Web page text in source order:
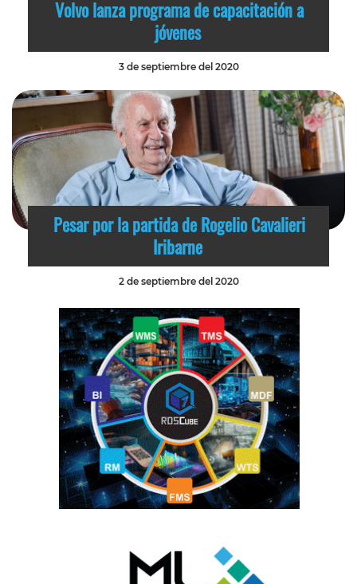
Volvo lanza programa de capacitación a
jóvenes
3 de septiembre del 2020
Pesar por la partida de Rogelio Cavalieri
Iribarne
2 de septiembre del 2020